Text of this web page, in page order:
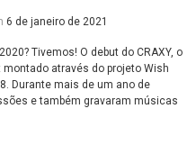
6 de janeiro de 2021
Tivemos! O debut do CRAXY, o
através do projeto Wish
Durante mais de um ano de
e também gravaram músicas